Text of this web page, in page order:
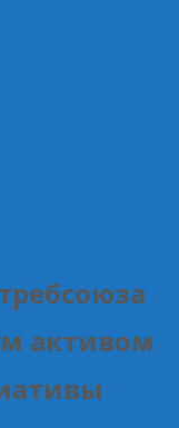
активом